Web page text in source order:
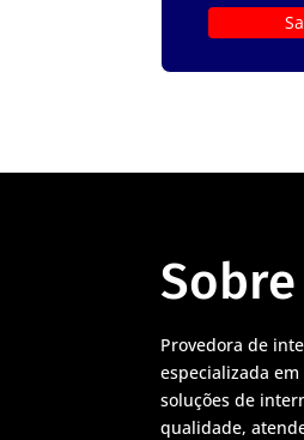
Provedora de
especializada
soluções de
qualidade,